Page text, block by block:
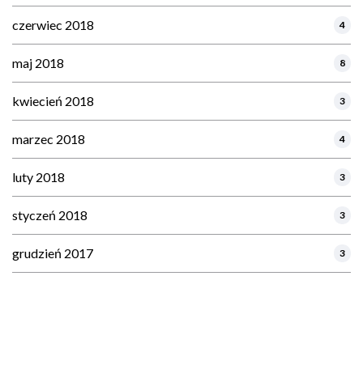
czerwiec 2018 4
maj 2018 8
kwiecień 2018 3
marzec 2018 4
luty 2018 3
styczeń 2018 3
grudzień 2017 3